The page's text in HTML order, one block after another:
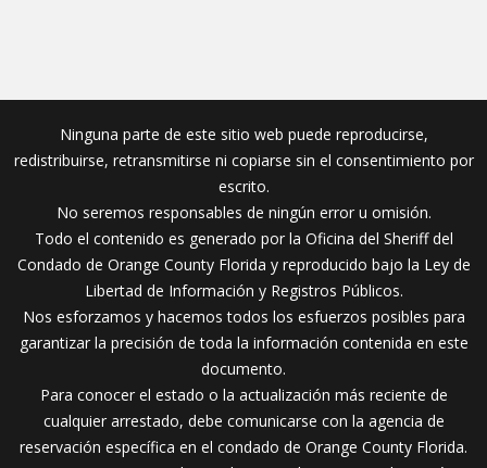
Ninguna parte de este sitio web puede reproducirse,
redistribuirse, retransmitirse ni copiarse sin el consentimiento por
escrito.
No seremos responsables de ningún error u omisión.
Todo el contenido es generado por la Oficina del Sheriff del
Condado de Orange County Florida y reproducido bajo la Ley de
Libertad de Información y Registros Públicos.
Nos esforzamos y hacemos todos los esfuerzos posibles para
garantizar la precisión de toda la información contenida en este
documento.
Para conocer el estado o la actualización más reciente de
cualquier arrestado, debe comunicarse con la agencia de
reservación específica en el condado de Orange County Florida.